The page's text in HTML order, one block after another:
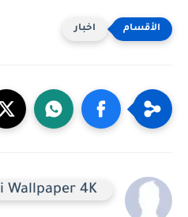
اخبار
i Wallpaper 4K